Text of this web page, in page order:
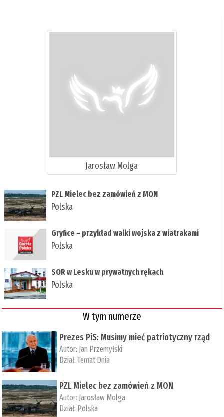
Jarosław Molga
PZL Mielec bez zamówień z MON
Polska
Gryfice – przykład walki wojska z wiatrakami
Polska
SOR w Lesku w prywatnych rękach
Polska
W tym numerze
Prezes PiS: Musimy mieć patriotyczny rząd
Autor: Jan Przemyłski
Dział:Temat Dnia
PZL Mielec bez zamówień z MON
Autor: Jarosław Molga
Dział: Polska